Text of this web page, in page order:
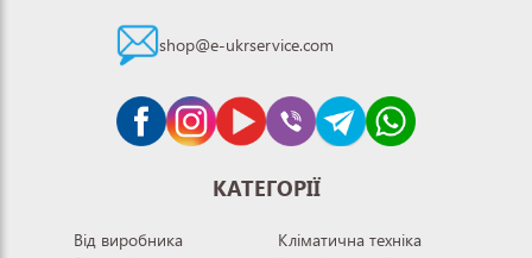
shop@e-ukrservice.com
КАТЕГОРІЇ
Від виробника
Кліматична техніка